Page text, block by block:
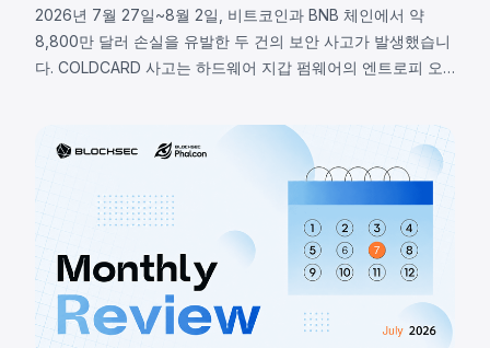
2026년 7월 27일~8월 2일, 비트코인과 BNB 체인에서 약
8,800만 달러 손실을 유발한 두 건의 보안 사고가 발생했습니
다. COLDCARD 사고는 하드웨어 지갑 펌웨어의 엔트로피 오
BNB 체인의 LULA 토큰은 비즈니스 로직 취약점으로
`recycle()` 함수가 악용되어 PancakeSwap V2 유동성에서
약 57만 8천 달러가 유출됐습니다.